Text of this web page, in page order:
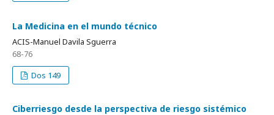
La Medicina en el mundo técnico
ACIS-Manuel Davila Sguerra
68-76
Dos 149
Ciberriesgo desde la perspectiva de riesgo sistémico